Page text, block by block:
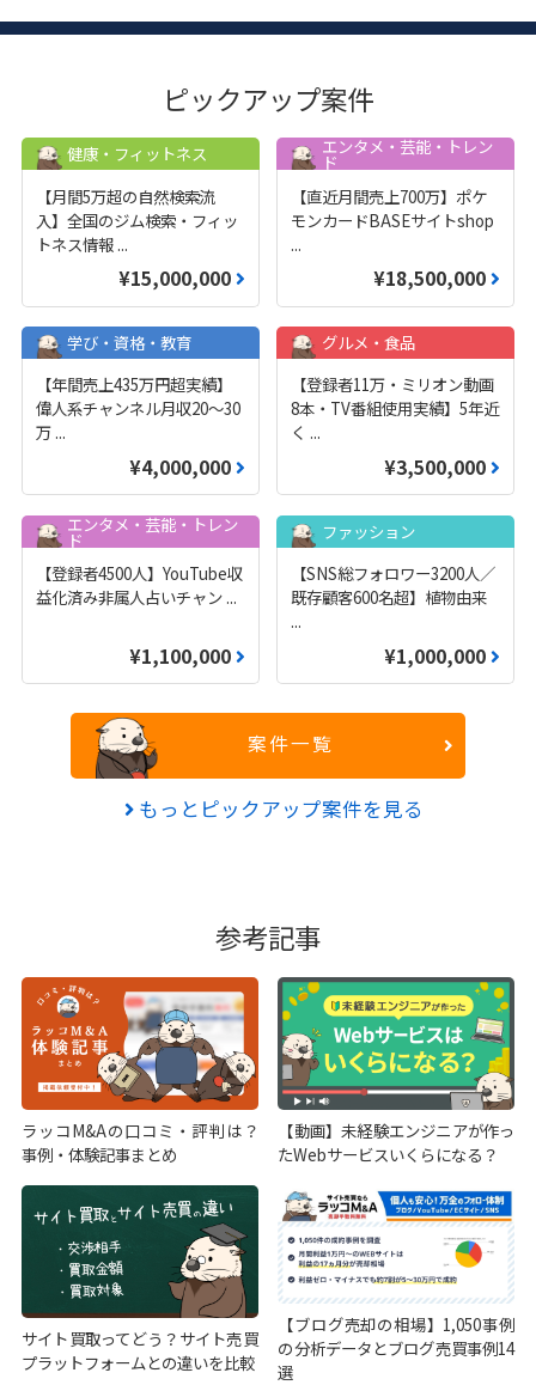
ピックアップ案件
健康・フィットネス
【月間5万超の自然検索流
入】全国のジム検索・フィッ
トネス情報 ...
¥15,000,000
エンタメ・芸能・トレン
ド
【直近月間売上700万】ポケ
モンカードBASEサイトshop
...
¥18,500,000
学び・資格・教育
【年間売上435万円超実績】
偉人系チャンネル月収20～30
万 ...
¥4,000,000
グルメ・食品
【登録者11万・ミリオン動画
8本・TV番組使用実績】5年近
く ...
¥3,500,000
エンタメ・芸能・トレン
ド
【登録者4500人】YouTube収
益化済み非属人占いチャン ...
¥1,100,000
ファッション
【SNS総フォロワー3200人／
既存顧客600名超】植物由来
...
¥1,000,000
案件一覧
もっとピックアップ案件を見る
参考記事
ラッコM&Aの口コミ・評判は？
事例・体験記事まとめ
【動画】未経験エンジニアが作っ
たWebサービスいくらになる？
サイト買取ってどう？サイト売買
プラットフォームとの違いを比較
【ブログ売却の相場】1,050事例
の分析データとブログ売買事例14
選